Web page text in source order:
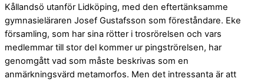
Kållandsö utanför Lidköping, med den eftertänksamme
gymnasieläraren Josef Gustafsson som föreståndare. Eke
församling, som har sina rötter i trosrörelsen och vars
medlemmar till stor del kommer ur pingströrelsen, har
genomgått vad som måste beskrivas som en
anmärkningsvärd metamorfos. Men det intressanta är att